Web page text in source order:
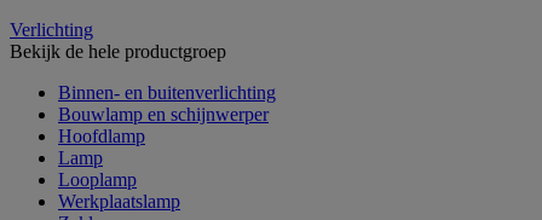
Verlichting
Bekijk de hele productgroep
Binnen- en buitenverlichting
Bouwlamp en schijnwerper
Hoofdlamp
Lamp
Looplamp
Werkplaatslamp